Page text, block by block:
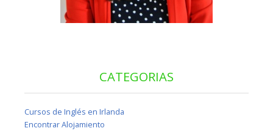
CATEGORIAS
Cursos de Inglés en Irlanda
Encontrar Alojamiento